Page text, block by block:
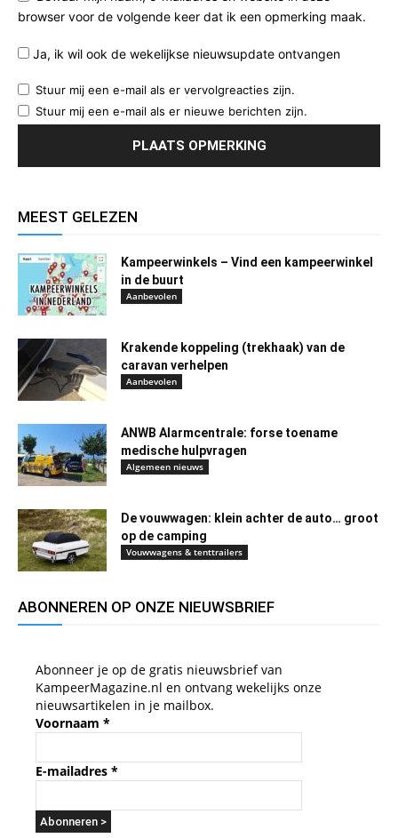
browser voor de volgende keer dat ik een opmerking maak.
Ja, ik wil ook de wekelijkse nieuwsupdate ontvangen
Stuur mij een e-mail als er vervolgreacties zijn.
Stuur mij een e-mail als er nieuwe berichten zijn.
MEEST GELEZEN
Kampeerwinkels – Vind een kampeerwinkel
in de buurt
Aanbevolen
Krakende koppeling (trekhaak) van de
caravan verhelpen
Aanbevolen
ANWB Alarmcentrale: forse toename
medische hulpvragen
Algemeen nieuws
De vouwwagen: klein achter de auto… groot
op de camping
Vouwwagens & tenttrailers
ABONNEREN OP ONZE NIEUWSBRIEF
Abonneer je op de gratis nieuwsbrief van
KampeerMagazine.nl en ontvang wekelijks onze
nieuwsartikelen in je mailbox.
Voornaam *
E-mailadres *